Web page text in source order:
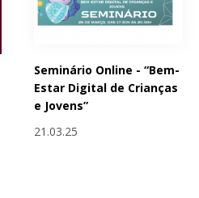
Seminário Online - “Bem-
Estar Digital de Crianças
e Jovens”
21.03.25